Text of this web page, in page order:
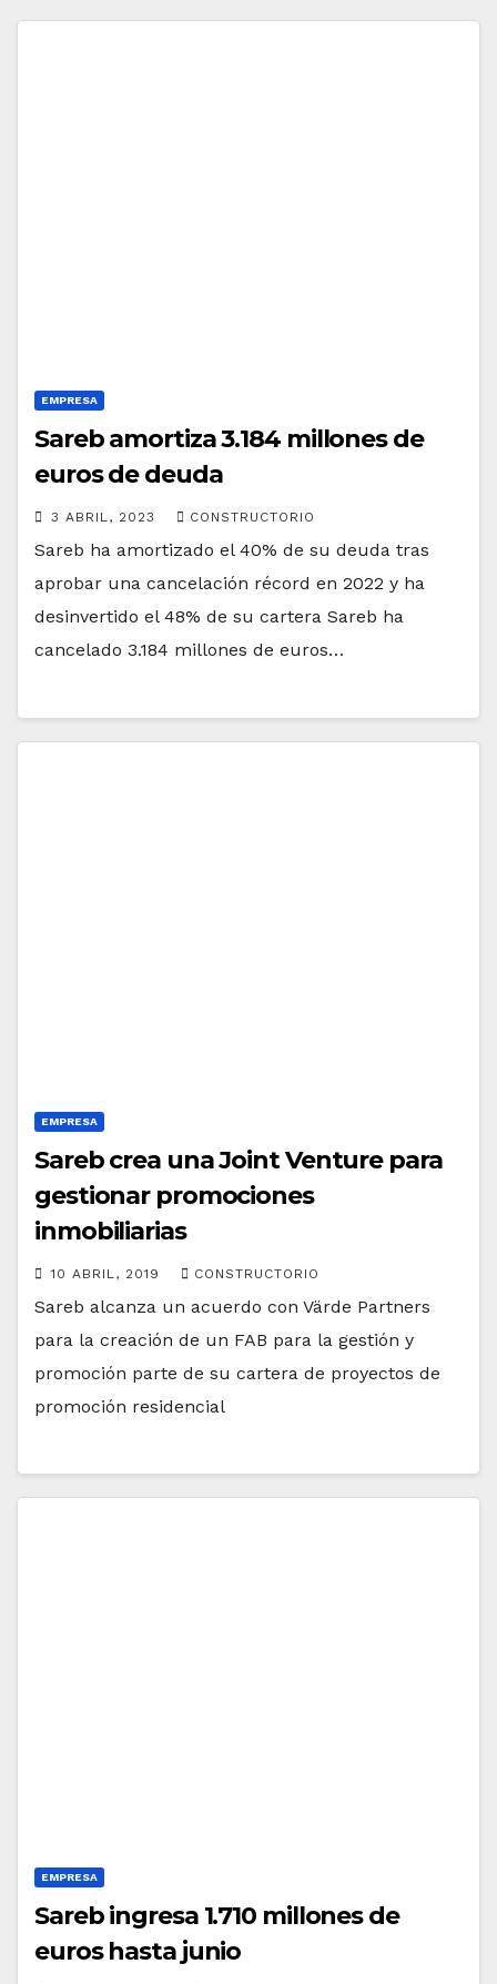
EMPRESA
Sareb amortiza 3.184 millones de
euros de deuda
3 ABRIL, 2023 CONSTRUCTORIO
Sareb ha amortizado el 40% de su deuda tras
aprobar una cancelación récord en 2022 y ha
desinvertido el 48% de su cartera Sareb ha
cancelado 3.184 millones de euros…
EMPRESA
Sareb crea una Joint Venture para
gestionar promociones
inmobiliarias
10 ABRIL, 2019 CONSTRUCTORIO
Sareb alcanza un acuerdo con Värde Partners
para la creación de un FAB para la gestión y
promoción parte de su cartera de proyectos de
promoción residencial
EMPRESA
Sareb ingresa 1.710 millones de
euros hasta junio